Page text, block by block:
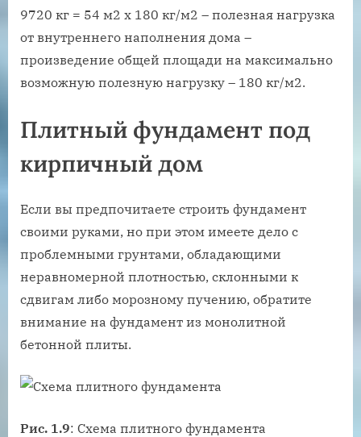
9720 кг = 54 м2 х 180 кг/м2 – полезная нагрузка
от внутреннего наполнения дома –
произведение общей площади на максимально
возможную полезную нагрузку – 180 кг/м2.
Плитный фундамент под
кирпичный дом
Если вы предпочитаете строить фундамент
своими руками, но при этом имеете дело с
проблемными грунтами, обладающими
неравномерной плотностью, склонными к
сдвигам либо морозному пучению, обратите
внимание на фундамент из монолитной
бетонной плиты.
Рис. 1.9: Схема плитного фундамента